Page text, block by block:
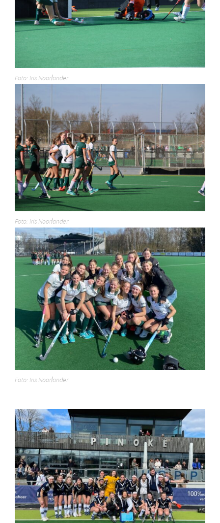
Foto: Iris Noorlander
Foto: Iris Noorlander
Foto: Iris Noorlander